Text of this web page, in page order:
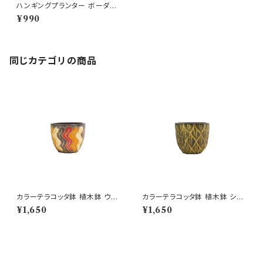
ハンギングプランター ボーダー
GY S 吊り下げかご
¥990
同じカテゴリの商品
カラーテラコッタ鉢 植木鉢 ウェ
¥1,650
カラーテラコッタ鉢 植木鉢 シェ
ーンSSS 4号 おしゃれ
¥1,650